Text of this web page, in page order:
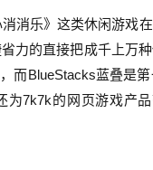
消乐》这类休闲游戏
力的直接把成千上万
而BlueStacks蓝叠是
7k7k的网页游戏产